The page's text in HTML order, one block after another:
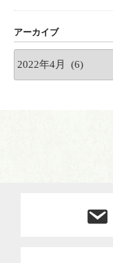
アーカイブ